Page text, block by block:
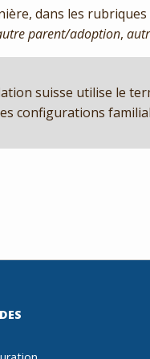
dans les
parent/adoption,
suisse utilise le
configurations